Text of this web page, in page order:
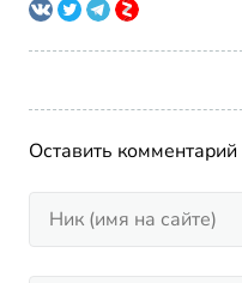
Оставить комментарий